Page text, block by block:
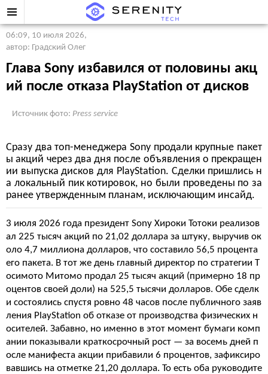
06:09, 10 июля 2026,
автор: Градский Олег
Глава Sony избавился от половины акц
ий после отказа PlayStation от дисков
Источник фото: Press service
Сразу два топ-менеджера Sony продали крупные пакет
ы акций через два дня после объявления о прекращен
ии выпуска дисков для PlayStation. Сделки пришлись н
а локальный пик котировок, но были проведены по за
ранее утвержденным планам, исключающим инсайд.
3 июля 2026 года президент Sony Хироки Тотоки реализов
ал 225 тысяч акций по 21,02 доллара за штуку, выручив ок
оло 4,7 миллиона долларов, что составило 56,5 процента
его пакета. В тот же день главный директор по стратегии Т
осимото Митомо продал 25 тысяч акций (примерно 18 пр
оцентов своей доли) на 525,5 тысячи долларов. Обе сделк
и состоялись спустя ровно 48 часов после публичного заяв
ления PlayStation об отказе от производства физических н
осителей. Забавно, но именно в этот момент бумаги комп
ании показывали краткосрочный рост — за восемь дней п
осле манифеста акции прибавили 6 процентов, зафиксиро
вавшись на отметке 21,20 доллара. То есть оба руководите